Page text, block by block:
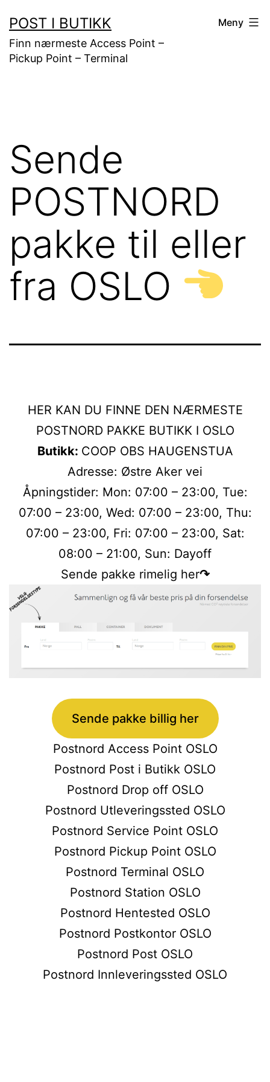
til
innhold
POST I BUTIKK
Finn nærmeste Access Point –
Pickup Point – Terminal
Meny
Sende
POSTNORD
pakke til eller
fra OSLO
HER KAN DU FINNE DEN NÆRMESTE
POSTNORD PAKKE BUTIKK I OSLO
Butikk: COOP OBS HAUGENSTUA
Adresse: Østre Aker vei
Åpningstider: Mon: 07:00 – 23:00, Tue:
07:00 – 23:00, Wed: 07:00 – 23:00, Thu:
07:00 – 23:00, Fri: 07:00 – 23:00, Sat:
08:00 – 21:00, Sun: Dayoff
Sende pakke rimelig her↷
Sende pakke billig her
Postnord Access Point OSLO
Postnord Post i Butikk OSLO
Postnord Drop off OSLO
Postnord Utleveringssted OSLO
Postnord Service Point OSLO
Postnord Pickup Point OSLO
Postnord Terminal OSLO
Postnord Station OSLO
Postnord Hentested OSLO
Postnord Postkontor OSLO
Postnord Post OSLO
Postnord Innleveringssted OSLO